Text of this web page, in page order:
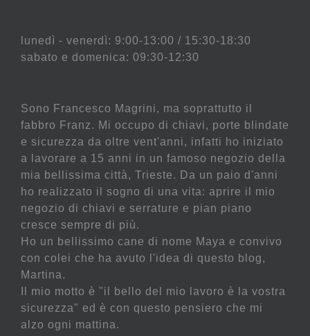
lunedì - venerdì: 9:00-13:00 / 15:30-18:30
sabato e domenica: 09:30-12:30
Sono Francesco Magrini, ma soprattutto il
fabbro Franz. Mi occupo di chiavi, porte blindate
e sicurezza da oltre vent'anni, infatti ho iniziato
a lavorare a 15 anni in un famoso negozio della
mia bellissima città, Trieste. Da un paio d'anni
ho realizzato il sogno di una vita: aprire il mio
negozio di chiavi e serrature e pian piano
cresce sempre di più.
Ho un bellissimo cane di nome Maya e convivo
con colei che ha avuto l'idea di questo blog,
Martina.
Il mio motto è "il bello del mio lavoro è la vostra
sicurezza" ed è con questo pensiero che mi
alzo ogni mattina.